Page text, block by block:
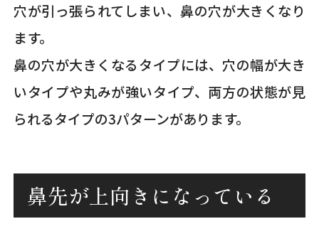
穴が引っ張られてしまい、鼻の穴が大きくなり
ます。
鼻の穴が大きくなるタイプには、穴の幅が大き
いタイプや丸みが強いタイプ、両方の状態が見
られるタイプの3パターンがあります。
鼻先が上向きになっている